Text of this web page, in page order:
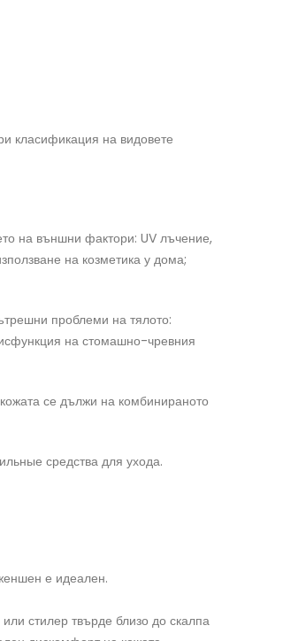
класификация на видовете
на външни фактори: UV лъчение,
на козметика у дома;
проблеми на тялото:
на стомашно-чревния
се дължи на комбинираното
средства для ухода.
е идеален.
стилер твърде близо до скалпа